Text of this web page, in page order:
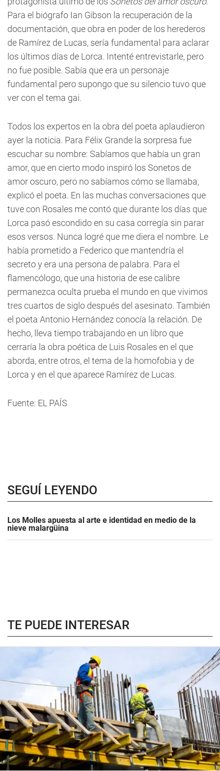
Para el biógrafo Ian Gibson la recuperación de la
documentación, que obra en poder de los herederos
de Ramírez de Lucas, sería fundamental para aclarar
los últimos días de Lorca. Intenté entrevistarle, pero
no fue posible. Sabía que era un personaje
fundamental pero supongo que su silencio tuvo que
ver con el tema gai.
Todos los expertos en la obra del poeta aplaudieron
ayer la noticia. Para Félix Grande la sorpresa fue
escuchar su nombre: Sabíamos que había un gran
amor, que en cierto modo inspiró los Sonetos de
amor oscuro, pero no sabíamos cómo se llamaba,
explicó el poeta. En las muchas conversaciones que
tuve con Rosales me contó que durante los días que
Lorca pasó escondido en su casa corregía sin parar
esos versos. Nunca logré que me diera el nombre. Le
había prometido a Federico que mantendría el
secreto y era una persona de palabra. Para el
flamencólogo, que una historia de ese calibre
permanezca oculta prueba el mundo en que vivimos
tres cuartos de siglo después del asesinato. También
el poeta Antonio Hernández conocía la relación. De
hecho, lleva tiempo trabajando en un libro que
cerraría la obra poética de Luis Rosales en el que
aborda, entre otros, el tema de la homofobia y de
Lorca y en el que aparece Ramírez de Lucas.
Fuente: EL PAÍS
SEGUÍ LEYENDO
Los Molles apuesta al arte e identidad en medio de la
nieve malargüina
TE PUEDE INTERESAR